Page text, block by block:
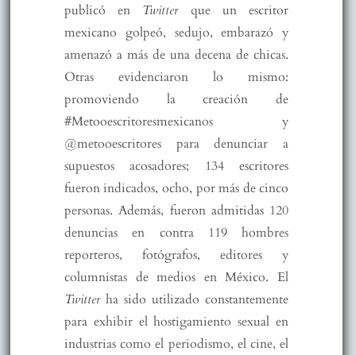
publicó en Twitterque un escritor
mexicano golpeó, sedujo, embarazó y
amenazó a más de una decena de chicas.
Otras evidenciaron lo mismo:
promoviendo la creación de
#Metooescritoresmexicanos y
@metooescritores para denunciar a
supuestos acosadores; 134 escritores
fueron indicados, ocho, por más de cinco
personas. Además, fueron admitidas 120
denuncias en contra 119 hombres
reporteros, fotógrafos, editores y
columnistas de medios en México. El
Twitterha sido utilizado constantemente
para exhibir el hostigamiento sexual en
industrias como el periodismo, el cine, el